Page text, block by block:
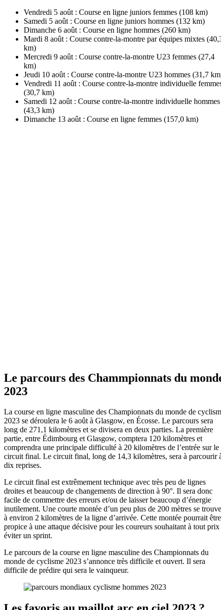
Vendredi 5 août : Course en ligne juniors femmes (108 km)
Samedi 5 août : Course en ligne juniors hommes (132 km)
Dimanche 6 août : Course en ligne hommes (260 km)
Mardi 8 août : Course contre-la-montre par équipes mixtes
km)
Mercredi 9 août : Course contre-la-montre U23 femmes (27,4
km)
Jeudi 10 août : Course contre-la-montre U23 hommes (31,7
Vendredi 11 août : Course contre-la-montre individuelle
(30,7 km)
Samedi 12 août : Course contre-la-montre individuelle hommes
(43,3 km)
Dimanche 13 août : Course en ligne femmes (157,0 km)
Le parcours des Chammpionnats du
2023
La course en ligne masculine des Championnats du monde de
2023 se déroulera le 6 août à Glasgow, en Écosse. Le parcours sera
long de 271,1 kilomètres et se divisera en deux parties. La première
partie, entre Édimbourg et Glasgow, comptera 120 kilomètres et
comprendra une principale difficulté à 20 kilomètres de l’entrée sur le
circuit final. Le circuit final, long de 14,3 kilomètres, sera à parcourir
dix reprises.
Le circuit final est extrêmement technique avec très peu de lignes
droites et beaucoup de changements de direction à 90°. Il sera donc
facile de commettre des erreurs et/ou de laisser beaucoup d’énergie
inutilement. Une courte montée d’un peu plus de 200 mètres se trouve
à environ 2 kilomètres de la ligne d’arrivée. Cette montée pourrait être
propice à une attaque décisive pour les coureurs souhaitant à tout prix
éviter un sprint.
Le parcours de la course en ligne masculine des Championnats du
monde de cyclisme 2023 s’annonce très difficile et ouvert. Il sera
difficile de prédire qui sera le vainqueur.